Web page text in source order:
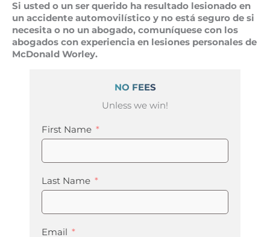
Si usted o un ser querido ha resultado lesionado en
un accidente automovilístico y no está seguro de si
necesita o no un abogado, comuníquese con los
abogados con experiencia en lesiones personales de
McDonald Worley.
NO FEES
Unless we win!
First Name
Last Name
Email